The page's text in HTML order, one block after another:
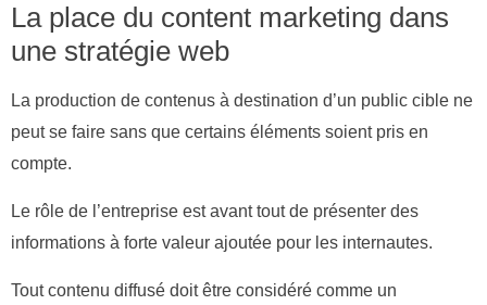
La place du content marketing dans
une stratégie web
La production de contenus à destination d’un public cible ne
peut se faire sans que certains éléments soient pris en
compte.
Le rôle de l’entreprise est avant tout de présenter des
informations à forte valeur ajoutée pour les internautes.
Tout contenu diffusé doit être considéré comme un